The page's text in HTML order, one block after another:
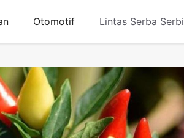
Otomotif Lintas Serba Serbi